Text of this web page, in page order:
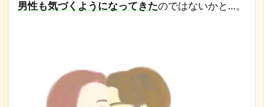
男性も気づくようになってきたのではないかと…。